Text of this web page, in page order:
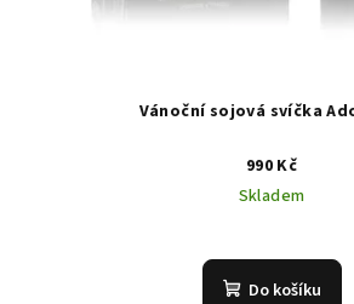
Vánoční sojová svíčka
990 Kč
Skladem
Do košíku